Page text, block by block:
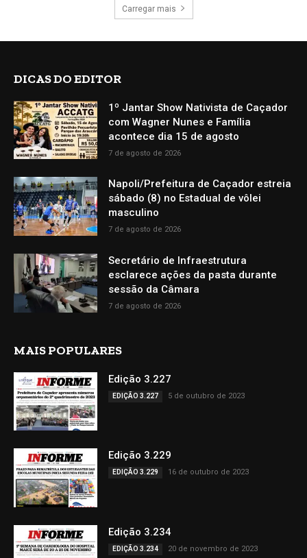
Carregar mais
DICAS DO EDITOR
1º Jantar Show Nativista de Caçador
com Wagner Nunes e Família
acontece dia 15 de agosto
7 de agosto de 2026
Napoli/Prefeitura de Caçador estreia
sábado (8) no Estadual de vôlei
masculino
7 de agosto de 2026
Secretário de Infraestrutura
esclarece ações da pasta durante
sessão da Câmara
7 de agosto de 2026
MAIS POPULARES
Edição 3.227
EDIÇÃO 3.227 5 de outubro de 2023
Edição 3.229
EDIÇÃO 3.229 16 de outubro de 2023
Edição 3.234
EDIÇÃO 3.234 20 de novembro de 2023